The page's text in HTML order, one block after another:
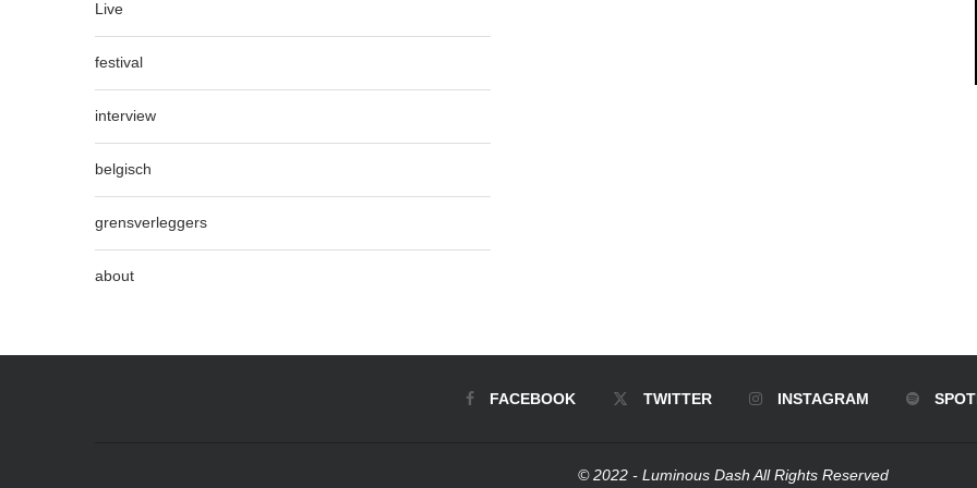
Live
festival
interview
belgisch
grensverleggers
about
FACEBOOK TWITTER INSTAGRAM
© 2022 - Luminous Dash All Rights Reserved